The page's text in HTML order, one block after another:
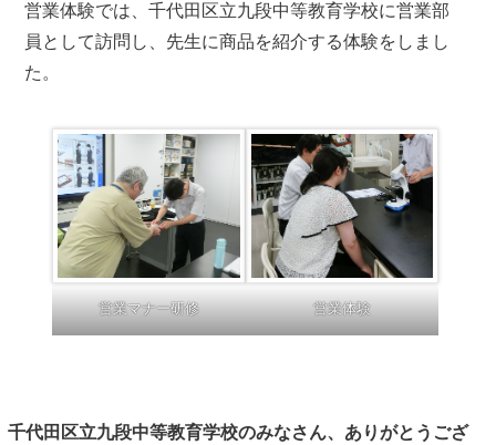
営業体験では、千代田区立九段中等教育学校に営業部
員として訪問し、先生に商品を紹介する体験をしまし
た。
営業マナー研修 営業体験
千代田区立九段中等教育学校のみなさん、ありがとうござ